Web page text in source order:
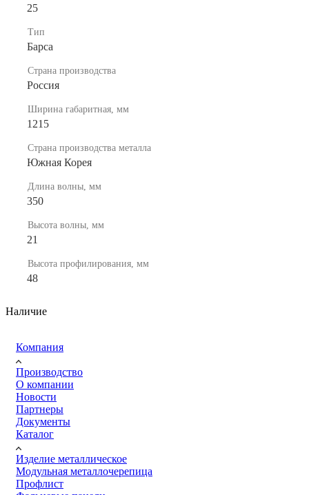
25
Тип
Барса
Страна производства
Россия
Ширина габаритная, мм
1215
Страна производства металла
Южная Корея
Длина волны, мм
350
Высота волны, мм
21
Высота профилирования, мм
48
Наличие
Компания
Производство
О компании
Новости
Партнеры
Документы
Каталог
Изделие металлическое
Модульная металлочерепица
Профлист